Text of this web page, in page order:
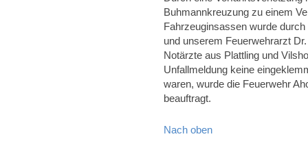
Buhmannkreuzung zu einem
Fahrzeuginsassen wurde
und unserem Feuerwehrarzt
Notärzte aus Plattling und
Unfallmeldung keine
waren, wurde die Feuerwehr
beauftragt.
Nach oben